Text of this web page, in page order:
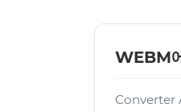
WEBM
Converter